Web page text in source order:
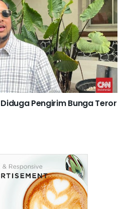
Pengirim Bunga Teror